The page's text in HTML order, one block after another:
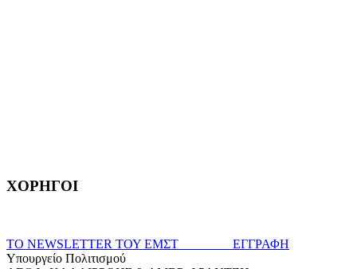
ΧΟΡΗΓΟΙ
ΤΟ NEWSLETTER ΤΟΥ ΕΜΣΤ ΕΓΓΡΑΦΗ
Υπουργείο Πολιτισμού